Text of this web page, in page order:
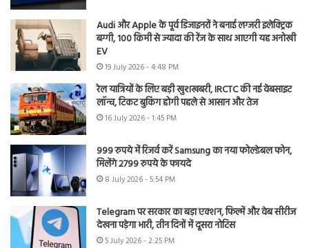
Audi और Apple के पूर्व डिजाइनरों ने बनाई लग्जरी इलेक्ट्रिक
बग्गी, 100 किमी से ज्यादा की रेंज के साथ आएगी यह अनोखी
EV
19 July 2026 - 4:48 PM
रेल यात्रियों के लिए बड़ी खुशखबरी, IRCTC की नई वेबसाइट
लॉन्च, टिकट बुकिंग होगी पहले से आसान और तेज
16 July 2026 - 1:45 PM
999 रुपये में रिजर्व करें Samsung का नया फोल्डेबल फोन,
मिलेंगे 2799 रुपये के फायदे
8 July 2026 - 5:54 PM
Telegram पर सरकार का बड़ा एक्शन, फिल्में और वेब सीरीज
देखना पड़ेगा भारी, तीन दिनों में दूसरा नोटिस
5 July 2026 - 2:25 PM